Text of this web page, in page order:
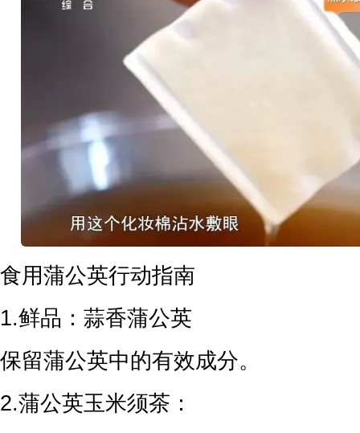
食用蒲公英行动指南
1.鲜品：蒜香蒲公英
保留蒲公英中的有效成分。
2.蒲公英玉米须茶：